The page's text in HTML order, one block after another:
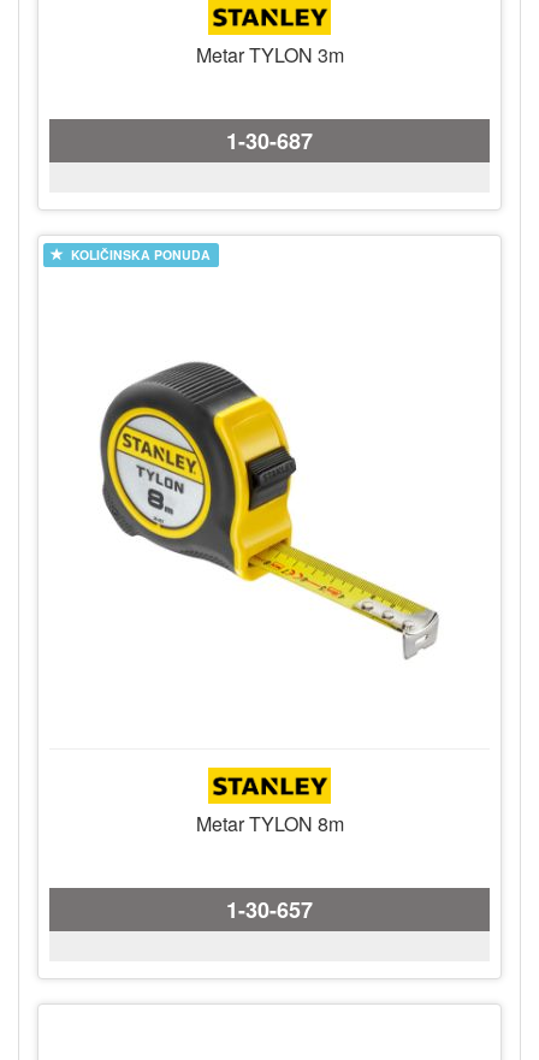
Metar TYLON 3m
1-30-687
KOLIČINSKA PONUDA
Metar TYLON 8m
1-30-657